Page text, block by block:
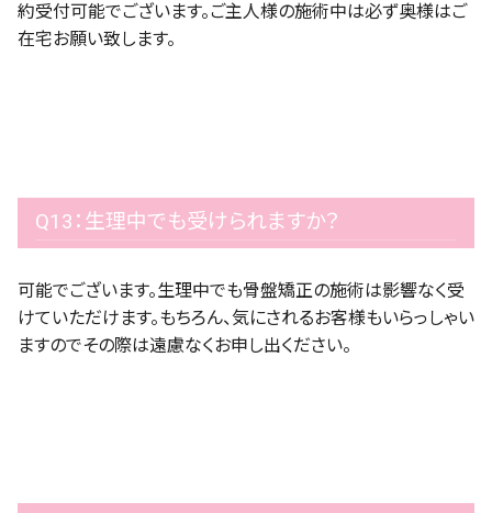
約受付可能でございます。ご主人様の施術中は必ず奥様はご
在宅お願い致します。
Q13：生理中でも受けられますか？
可能でございます。生理中でも骨盤矯正の施術は影響なく受
けていただけます。もちろん、気にされるお客様もいらっしゃい
ますのでその際は遠慮なくお申し出ください。